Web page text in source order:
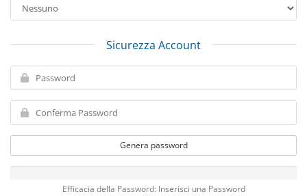
Sicurezza Account
Genera password
Efficacia della Password: Inserisci una Password